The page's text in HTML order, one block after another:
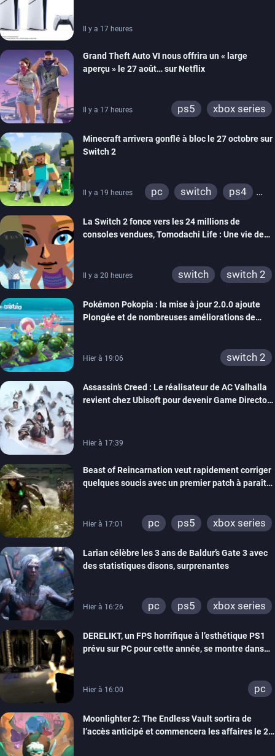
Il y a 17 heures
Grand Theft Auto VI nous offrira un « large
aperçu » le 27 août… sur Netflix
Il y a 17 heures ps5 xbox series
Minecraft arrivera gonflé à bloc le 27 octobre sur
Switch 2
Il y a 19 heures pc switch
ps4
wiiu
3ds
ps3
xbox 360
switch 2
La Switch 2 fonce vers les 24 millions de
consoles vendues, Tomodachi Life : Une vie de
Il y a 20 heures switch switch 2
Pokémon Pokopia : la mise à jour 2.0.0 ajoute
Plongée et de nombreuses améliorations de
Hier à 19:06 switch 2
Assassin’s Creed : Le réalisateur de AC Valhalla
revient chez Ubisoft pour devenir Game Director
Hier à 17:39
Beast of Reincarnation veut rapidement corriger
quelques soucis avec un premier patch à paraître
Hier à 17:01 pc ps5 xbox series
Larian célèbre les 3 ans de Baldur’s Gate 3 avec
des statistiques disons, surprenantes
Hier à 16:26 pc ps5 xbox series
DERELIKT, un FPS horrifique à l’esthétique PS1
prévu sur PC pour cette année, se montre dans
Hier à 16:00 pc
Moonlighter 2: The Endless Vault sortira de
l’accès anticipé et commencera les affaires le 2